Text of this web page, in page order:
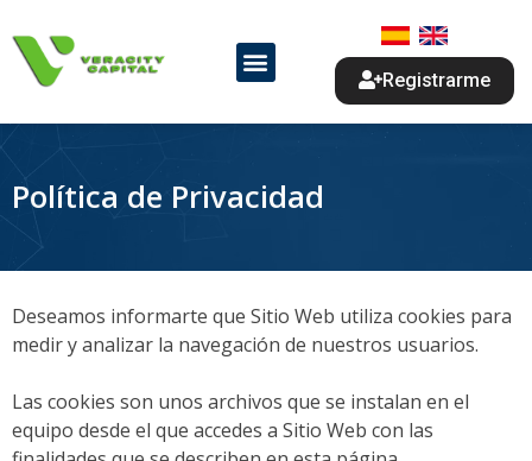
Registrarme
Política de Privacidad
Deseamos informarte que Sitio Web utiliza cookies para
medir y analizar la navegación de nuestros usuarios.
Las cookies son unos archivos que se instalan en el
equipo desde el que accedes a Sitio Web con las